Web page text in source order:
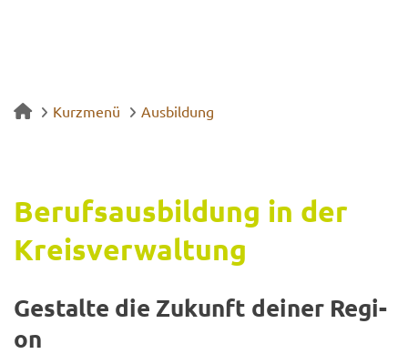
Kurzmenü Ausbildung
Be­rufs­aus­bil­dung in der
Kreis­ver­wal­tung
Ge­stal­te die Zu­kunft dei­ner Re­gi­
on